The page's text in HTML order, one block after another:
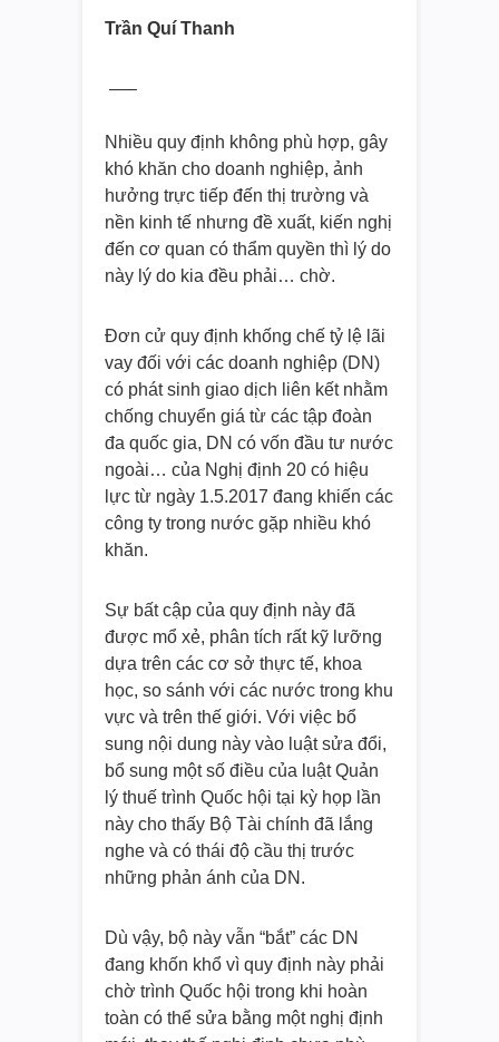
Trần Quí Thanh
—–
Nhiều quy định không phù hợp, gây
khó khăn cho doanh nghiệp, ảnh
hưởng trực tiếp đến thị trường và
nền kinh tế nhưng đề xuất, kiến nghị
đến cơ quan có thẩm quyền thì lý do
này lý do kia đều phải… chờ.
Đơn cử quy định khống chế tỷ lệ lãi
vay đối với các doanh nghiệp (DN)
có phát sinh giao dịch liên kết nhằm
chống chuyển giá từ các tập đoàn
đa quốc gia, DN có vốn đầu tư nước
ngoài… của Nghị định 20 có hiệu
lực từ ngày 1.5.2017 đang khiến các
công ty trong nước gặp nhiều khó
khăn.
Sự bất cập của quy định này đã
được mổ xẻ, phân tích rất kỹ lưỡng
dựa trên các cơ sở thực tế, khoa
học, so sánh với các nước trong khu
vực và trên thế giới. Với việc bổ
sung nội dung này vào luật sửa đổi,
bổ sung một số điều của luật Quản
lý thuế trình Quốc hội tại kỳ họp lần
này cho thấy Bộ Tài chính đã lắng
nghe và có thái độ cầu thị trước
những phản ánh của DN.
Dù vậy, bộ này vẫn “bắt” các DN
đang khốn khổ vì quy định này phải
chờ trình Quốc hội trong khi hoàn
toàn có thể sửa bằng một nghị định